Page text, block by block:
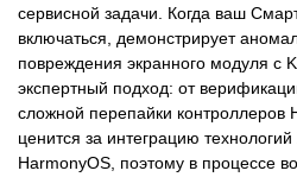
сервисной задачи. Когда ваш
включаться, демонстрирует
повреждения экранного модуля с
экспертный подход: от
сложной перепайки контроллеров
ценится за интеграцию
HarmonyOS, поэтому в процессе